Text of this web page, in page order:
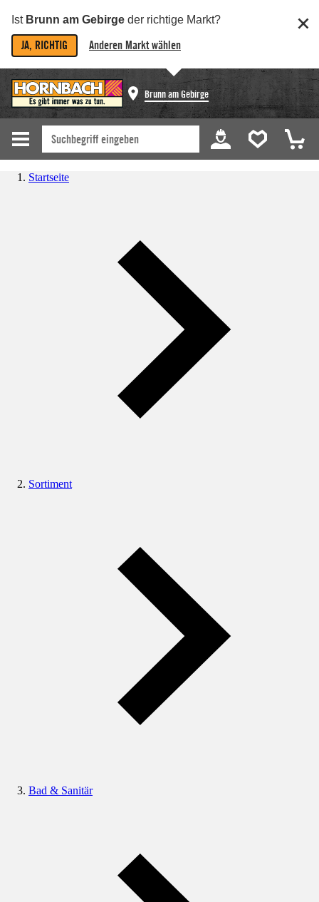
Ist Brunn am Gebirge der richtige Markt?
JA, RICHTIG Anderen Markt wählen
Brunn am Gebirge
Startseite
Sortiment
Bad & Sanitär